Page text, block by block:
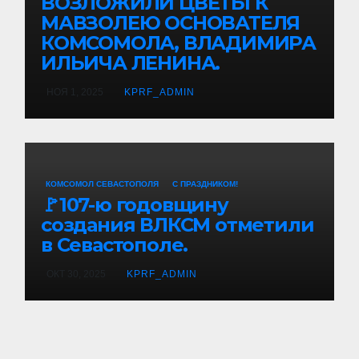
МАВЗОЛЕЮ ОСНОВАТЕЛЯ
КОМСОМОЛА, ВЛАДИМИРА
ИЛЬИЧА ЛЕНИНА.
НОЯ 1, 2025 KPRF_ADMIN
КОМСОМОЛ СЕВАСТОПОЛЯ С ПРАЗДНИКОМ!
🚩107-ю годовщину
создания ВЛКСМ отметили
в Севастополе.
KPRF_ADMIN